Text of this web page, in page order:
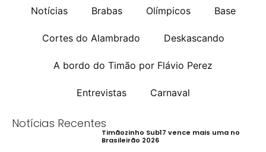
Notícias Brabas Olímpicos Base
Cortes do Alambrado Deskascando
A bordo do Timão por Flávio Perez
Entrevistas Carnaval
Notícias Recentes
Timãozinho Sub17 vence mais uma no
Brasileirão 2026